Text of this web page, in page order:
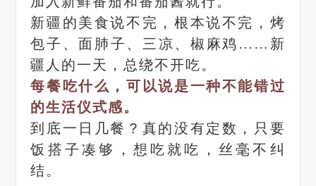
新疆的美食说不完，根本说不完，烤
包子、面肺子、三凉、椒麻鸡……新
疆人的一天，总绕不开吃。
每餐吃什么，可以说是一种不能错过
的生活仪式感。
到底一日几餐？真的没有定数，只要
饭搭子凑够，想吃就吃，丝毫不纠
结。